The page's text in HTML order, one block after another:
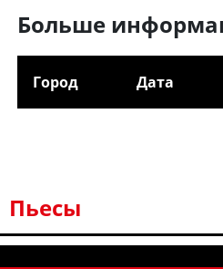
Больше
Город Дата
Пьесы